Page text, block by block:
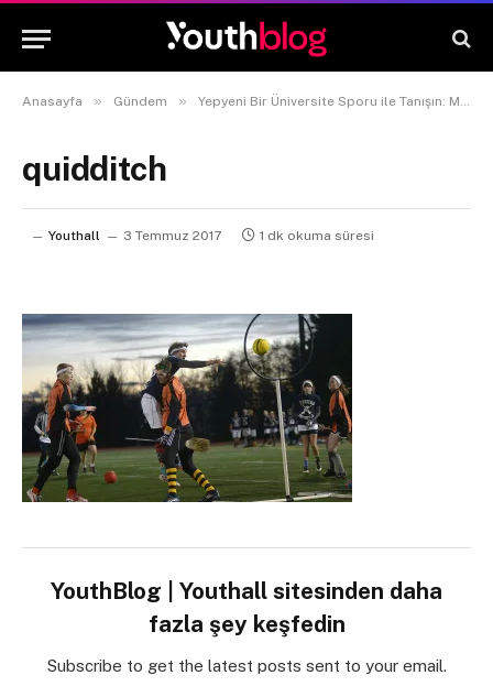
Anasayfa » Gündem » Yepyeni Bir Üniversite Sporu ile Tanışın: Muggle Quidditch!
quidditch
Youthall 3 Temmuz 2017 1 dk okuma süresi
YouthBlog | Youthall sitesinden daha
fazla şey keşfedin
Subscribe to get the latest posts sent to your email.